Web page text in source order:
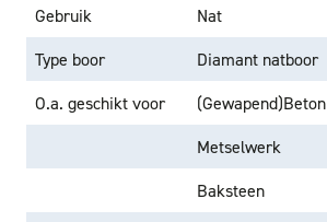
Gebruik
Nat
Type boor
Diamant natboor
O.a. geschikt voor
(Gewapend)Beton
Metselwerk
Baksteen